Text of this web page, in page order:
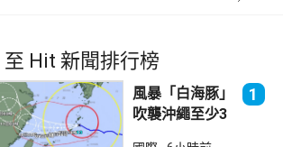
至 Hit 新聞排行榜
風暴「白海豚」
吹襲沖繩至少3
1